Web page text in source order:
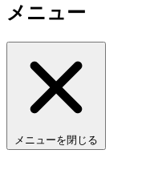
メニュー
メニューを閉じる